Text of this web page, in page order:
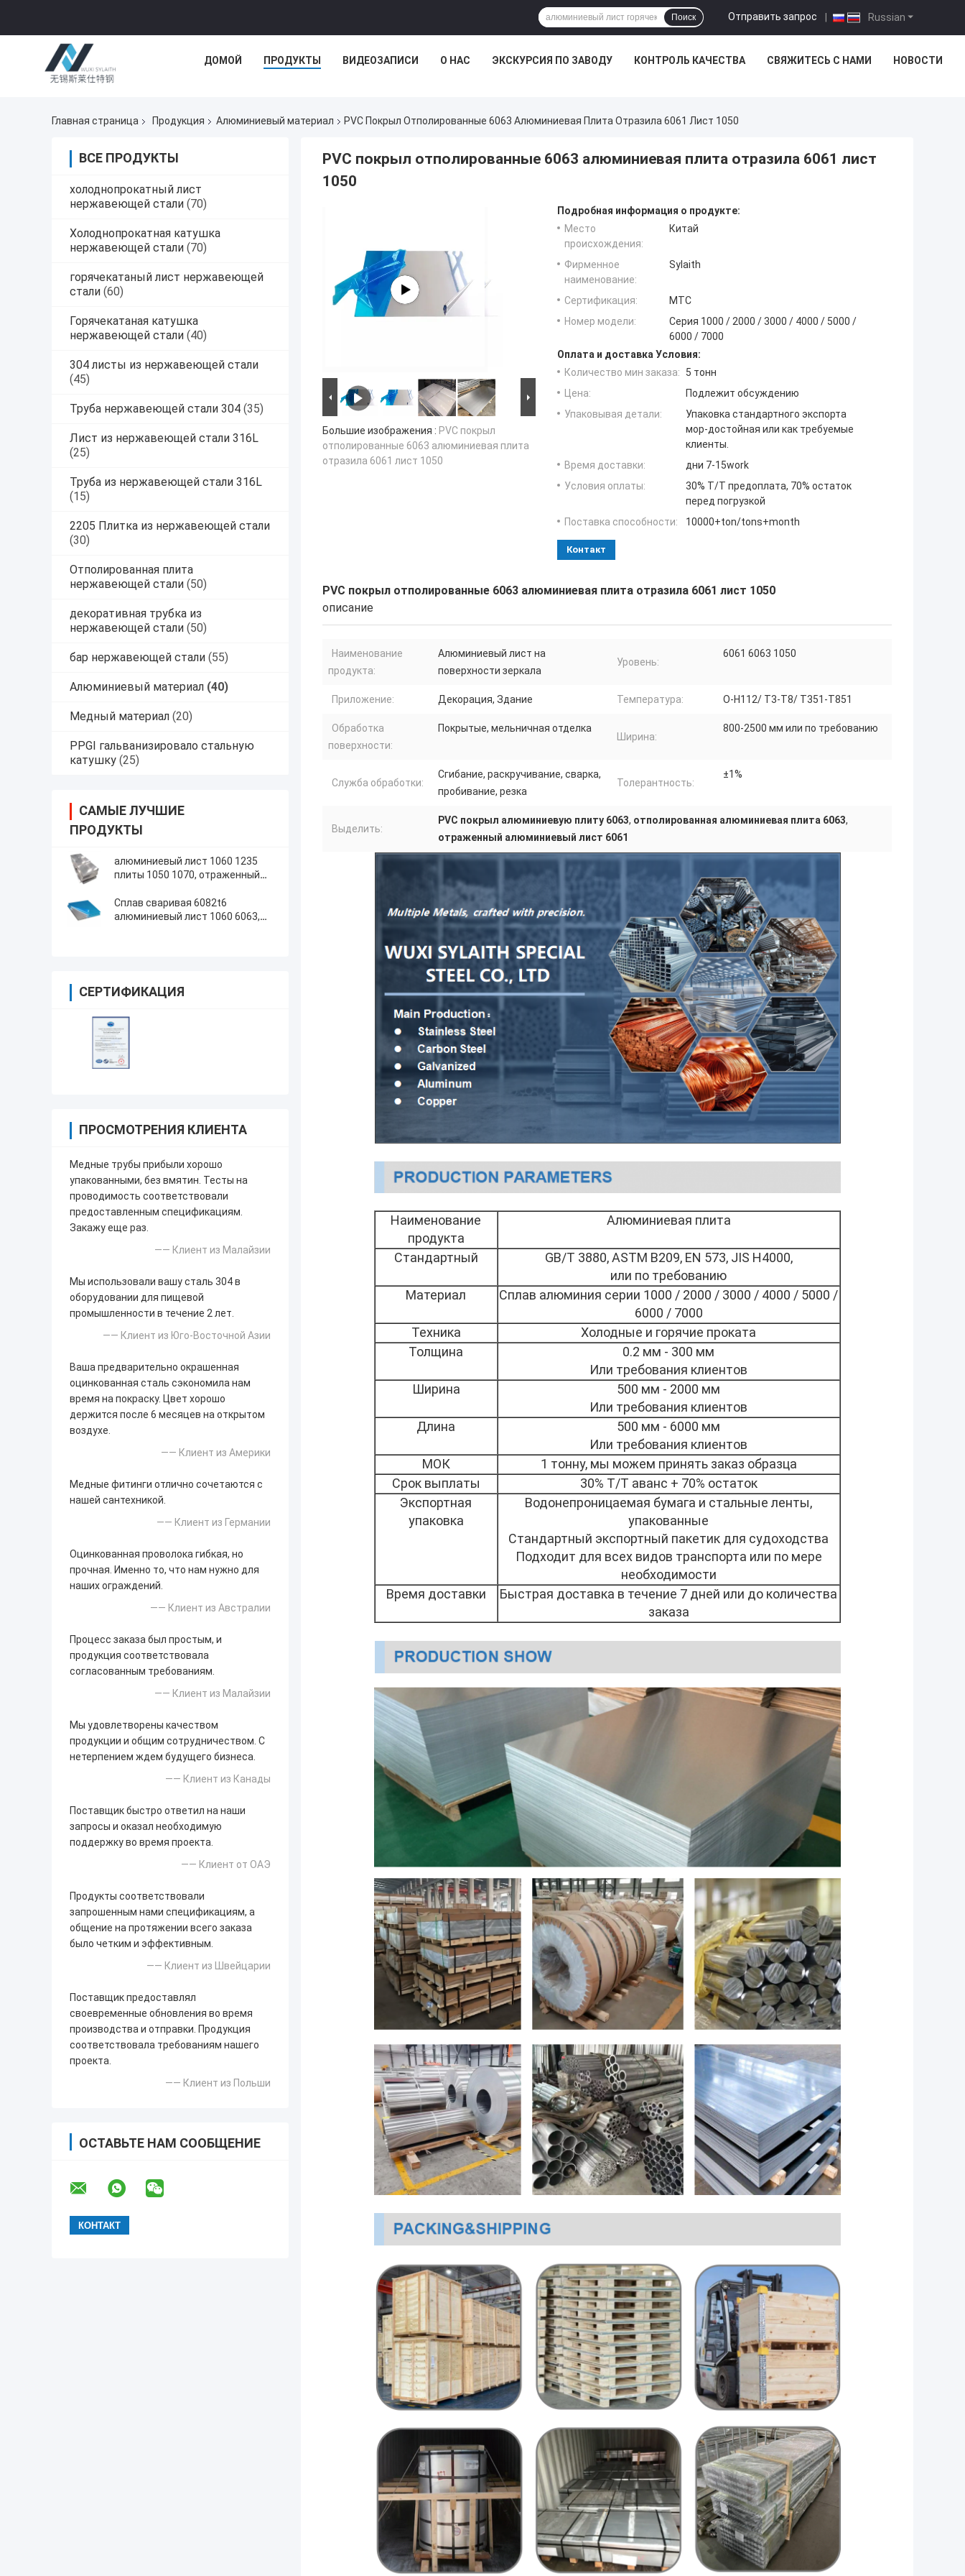
Russian
Отправить запрос |
Поиск
ДОМОЙ ПРОДУКТЫ ВИДЕОЗАПИСИ О НАС ЭКСКУРСИЯ ПО ЗАВОДУ КОНТРОЛЬ КАЧЕСТВА СВЯЖИТЕСЬ С НАМИ НОВОСТИ
Главная страница Продукция Алюминиевый материал PVC Покрыл Отполированные 6063 Алюминиевая Плита Отразила 6061 Лист 1050
ВСЕ ПРОДУКТЫ
холоднопрокатный лист
нержавеющей стали (70)
Холоднопрокатная катушка
нержавеющей стали (70)
горячекатаный лист нержавеющей
стали (60)
Горячекатаная катушка
нержавеющей стали (40)
304 листы из нержавеющей стали
(45)
Труба нержавеющей стали 304 (35)
Лист из нержавеющей стали 316L
(25)
Труба из нержавеющей стали 316L
(15)
2205 Плитка из нержавеющей стали
(30)
Отполированная плита
нержавеющей стали (50)
декоративная трубка из
нержавеющей стали (50)
бар нержавеющей стали (55)
Алюминиевый материал (40)
Медный материал (20)
PPGI гальванизировало стальную
катушку (25)
САМЫЕ ЛУЧШИЕ
ПРОДУКТЫ
алюминиевый лист 1060 1235
плиты 1050 1070, отраженный
Сплав сваривая 6082t6
алюминиевый лист 1060 6063,
СЕРТИФИКАЦИЯ
ПРОСМОТРЕНИЯ КЛИЕНТА
Медные трубы прибыли хорошо
упакованными, без вмятин. Тесты на
проводимость соответствовали
предоставленным спецификациям.
Закажу еще раз.
—— Клиент из Малайзии
Мы использовали вашу сталь 304 в
оборудовании для пищевой
промышленности в течение 2 лет.
—— Клиент из Юго-Восточной Азии
Ваша предварительно окрашенная
оцинкованная сталь сэкономила нам
время на покраску. Цвет хорошо
держится после 6 месяцев на открытом
воздухе.
—— Клиент из Америки
Медные фитинги отлично сочетаются с
нашей сантехникой.
—— Клиент из Германии
Оцинкованная проволока гибкая, но
прочная. Именно то, что нам нужно для
наших ограждений.
—— Клиент из Австралии
Процесс заказа был простым, и
продукция соответствовала
согласованным требованиям.
—— Клиент из Малайзии
Мы удовлетворены качеством
продукции и общим сотрудничеством. С
нетерпением ждем будущего бизнеса.
—— Клиент из Канады
Поставщик быстро ответил на наши
запросы и оказал необходимую
поддержку во время проекта.
—— Клиент от ОАЭ
Продукты соответствовали
запрошенным нами спецификациям, а
общение на протяжении всего заказа
было четким и эффективным.
—— Клиент из Швейцарии
Поставщик предоставлял
своевременные обновления во время
производства и отправки. Продукция
соответствовала требованиям нашего
проекта.
—— Клиент из Польши
ОСТАВЬТЕ НАМ СООБЩЕНИЕ
PVC покрыл отполированные 6063 алюминиевая плита отразила 6061 лист
1050
Большие изображения : PVC покрыл
отполированные 6063 алюминиевая плита
отразила 6061 лист 1050
Подробная информация о продукте:
Место
происхождения:
Китай
Фирменное
наименование:
Sylaith
Сертификация:
MTC
Номер модели:
Серия 1000 / 2000 / 3000 / 4000 / 5000 /
6000 / 7000
Оплата и доставка Условия:
Количество мин заказа:
5 тонн
Цена:
Подлежит обсуждению
Упаковывая детали:
Упаковка стандартного экспорта
мор-достойная или как требуемые
клиенты.
Время доставки:
дни 7-15work
Условия оплаты:
30% T/T предоплата, 70% остаток
перед погрузкой
Поставка способности:
10000+ton/tons+month
Контакт
PVC покрыл отполированные 6063 алюминиевая плита отразила 6061 лист 1050
описание
Наименование
продукта:
Алюминиевый лист на
поверхности зеркала
Уровень:
6061 6063 1050
Приложение: Декорация, Здание Температура: О-H112/ T3-T8/ T351-T851
Обработка
поверхности:
Покрытые, мельничная отделка
Ширина:
800-2500 мм или по требованию
Служба обработки:
Сгибание, раскручивание, сварка,
пробивание, резка
Толерантность:
±1%
Выделить:
PVC покрыл алюминиевую плиту 6063, отполированная алюминиевая плита 6063,
отраженный алюминиевый лист 6061
Наименование
продукта
Алюминиевая плита
Стандартный
GB/T 3880, ASTM B209, EN 573, JIS H4000,
или по требованию
Материал
Сплав алюминия серии 1000 / 2000 / 3000 / 4000 / 5000 /
6000 / 7000
Техника
Холодные и горячие проката
Толщина
0.2 мм - 300 мм
Или требования клиентов
Ширина
500 мм - 2000 мм
Или требования клиентов
Длина
500 мм - 6000 мм
Или требования клиентов
МОК
1 тонну, мы можем принять заказ образца
Срок выплаты
30% Т/Т аванс + 70% остаток
Экспортная
упаковка
Водонепроницаемая бумага и стальные ленты,
упакованные
Стандартный экспортный пакетик для судоходства
Подходит для всех видов транспорта или по мере
необходимости
Время доставки
Быстрая доставка в течение 7 дней или до количества
заказа